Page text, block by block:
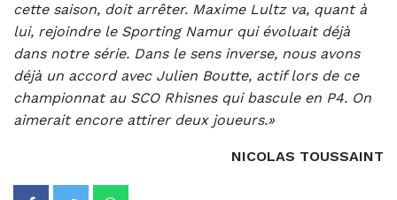
cette saison, doit arrêter. Maxime Lultz va, quant à
lui, rejoindre le Sporting Namur qui évoluait déjà
dans notre série. Dans le sens inverse, nous avons
déjà un accord avec Julien Boutte, actif lors de ce
championnat au SCO Rhisnes qui bascule en P4. On
aimerait encore attirer deux joueurs.»
NICOLAS TOUSSAINT